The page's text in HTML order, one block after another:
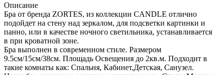
Описание
Бра от бренда ZORTES, из коллекции CANDLE отлично
подойдет на стену над зеркалом, для подсветки картинки и
панно, или в качестве ночного светильника, устанавливается
в при кроватной зоне.
Бра выполнен в современном стиле. Размером
9.5см/15см/38см. Площадь Освещения до 2кв.м. Подходит в
такие комнаты как: Спальня, Кабинет,Детская, Санузел.